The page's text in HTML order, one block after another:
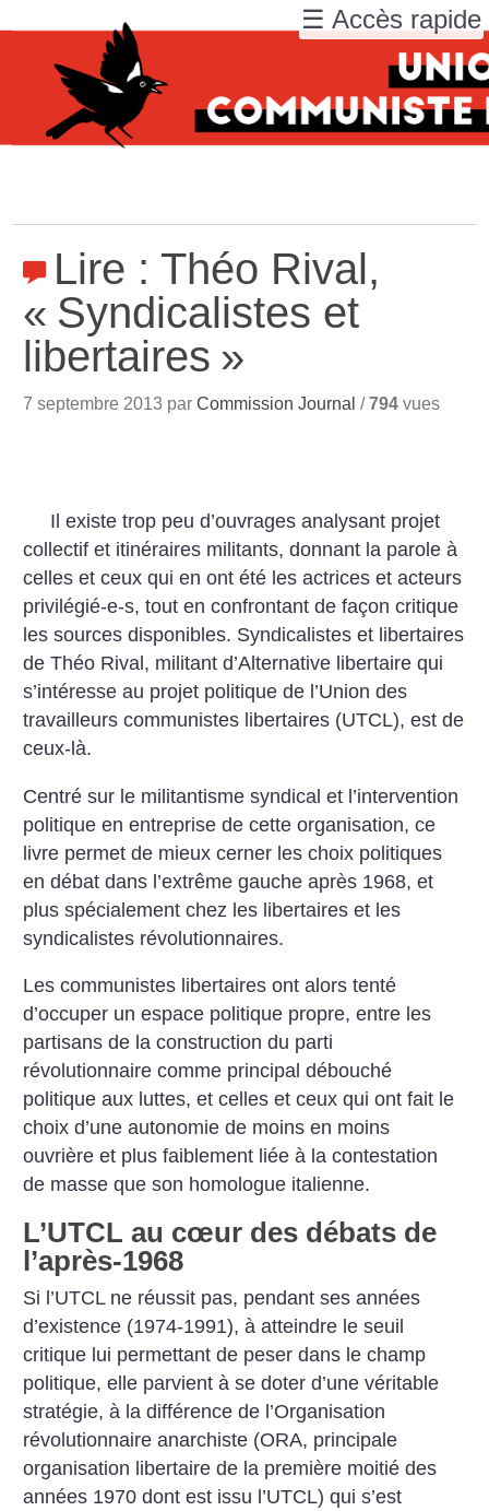
Lire : Théo Rival,
« Syndicalistes et
libertaires »
7 septembre 2013 parCommission Journal /794 vues
Il existe trop peu d’ouvrages analysant projet
collectif et itinéraires militants, donnant la parole à
celles et ceux qui en ont été les actrices et acteurs
privilégié-e-s, tout en confrontant de façon critique
les sources disponibles. Syndicalistes et libertaires
de Théo Rival, militant d’Alternative libertaire qui
s’intéresse au projet politique de l’Union des
travailleurs communistes libertaires (UTCL), est de
ceux-là.
Centré sur le militantisme syndical et l’intervention
politique en entreprise de cette organisation, ce
livre permet de mieux cerner les choix politiques
en débat dans l’extrême gauche après 1968, et
plus spécialement chez les libertaires et les
syndicalistes révolutionnaires.
Les communistes libertaires ont alors tenté
d’occuper un espace politique propre, entre les
partisans de la construction du parti
révolutionnaire comme principal débouché
politique aux luttes, et celles et ceux qui ont fait le
choix d’une autonomie de moins en moins
ouvrière et plus faiblement liée à la contestation
de masse que son homologue italienne.
L’UTCL au cœur des débats de
l’après-1968
Si l’UTCL ne réussit pas, pendant ses années
d’existence (1974-1991), à atteindre le seuil
critique lui permettant de peser dans le champ
politique, elle parvient à se doter d’une véritable
stratégie, à la différence de l’Organisation
révolutionnaire anarchiste (ORA, principale
organisation libertaire de la première moitié des
années 1970 dont est issu l’UTCL) qui s’est
☰ Accès rapide